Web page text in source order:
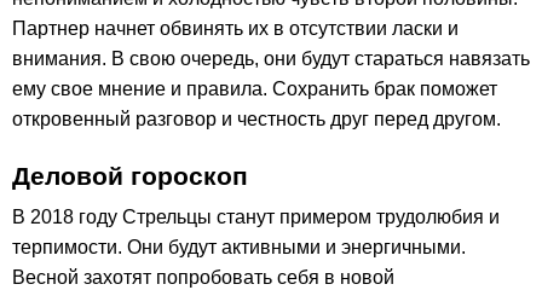
Партнер начнет обвинять их в отсутствии ласки и
внимания. В свою очередь, они будут стараться навязать
ему свое мнение и правила. Сохранить брак поможет
откровенный разговор и честность друг перед другом.
Деловой гороскоп
В 2018 году Стрельцы станут примером трудолюбия и
терпимости. Они будут активными и энергичными.
Весной захотят попробовать себя в новой